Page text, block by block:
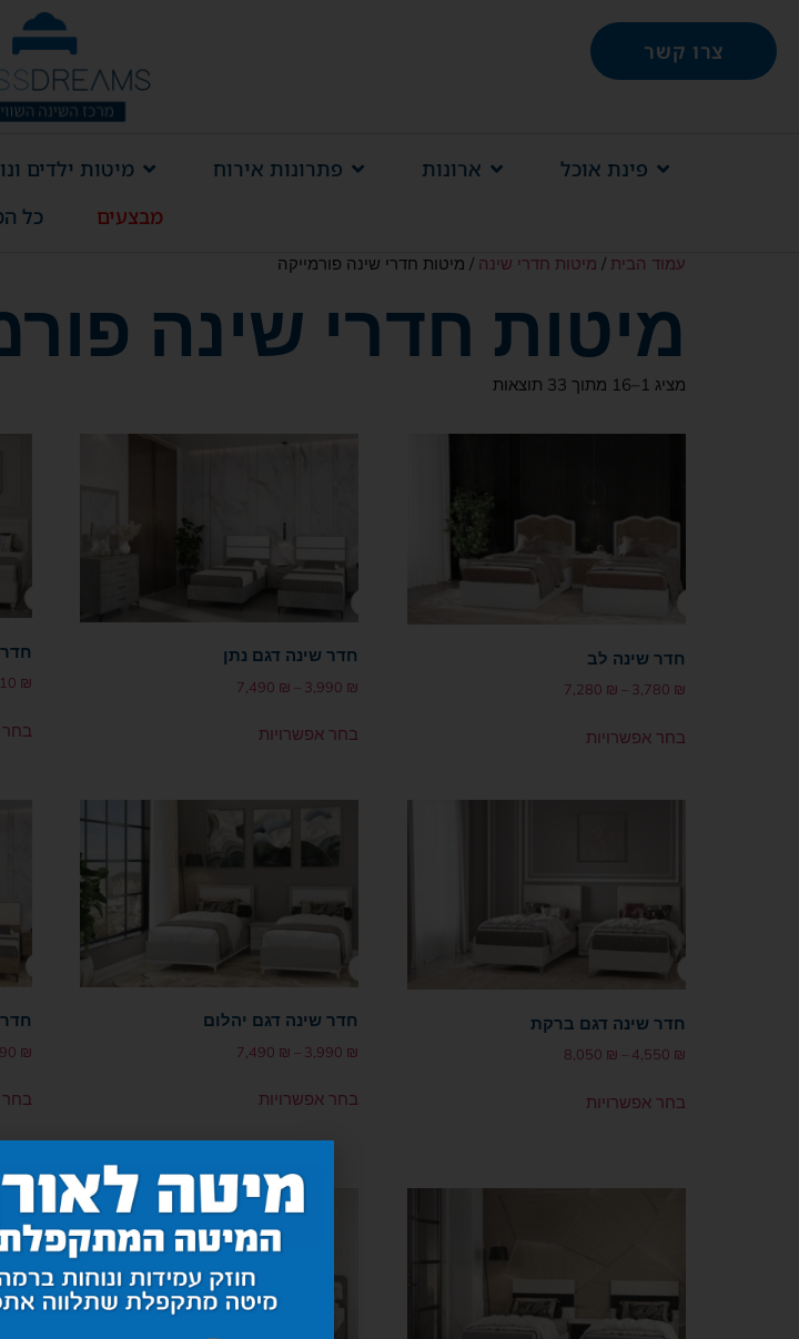
צרו קשר
מיטות ילדים פתרונות אירוח ארונות
פינת אוכל
כל
מבצעים
עמוד הבית / מיטות חדרי שינה / מיטות חדרי שינה פורמייקה
מיטות חדרי שינה
מציג 1–16 מתוך 33 תוצאות
חדר שינה לב
3,780 ₪
–
7,280 ₪
בחר אפשרויות
חדר שינה דגם נתן
3,990 ₪
–
7,490 ₪
בחר אפשרויות
₪
בחר
חדר שינה דגם ברקת
4,550 ₪
–
8,050 ₪
בחר אפשרויות
חדר שינה דגם יהלום
3,990 ₪
–
7,490 ₪
בחר אפשרויות
₪
בחר